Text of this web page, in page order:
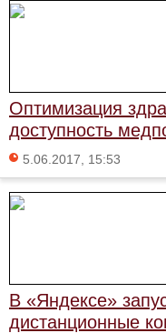
Оптимизация
доступность
5.06.2017, 15:53
В «Яндексе»
дистанционные